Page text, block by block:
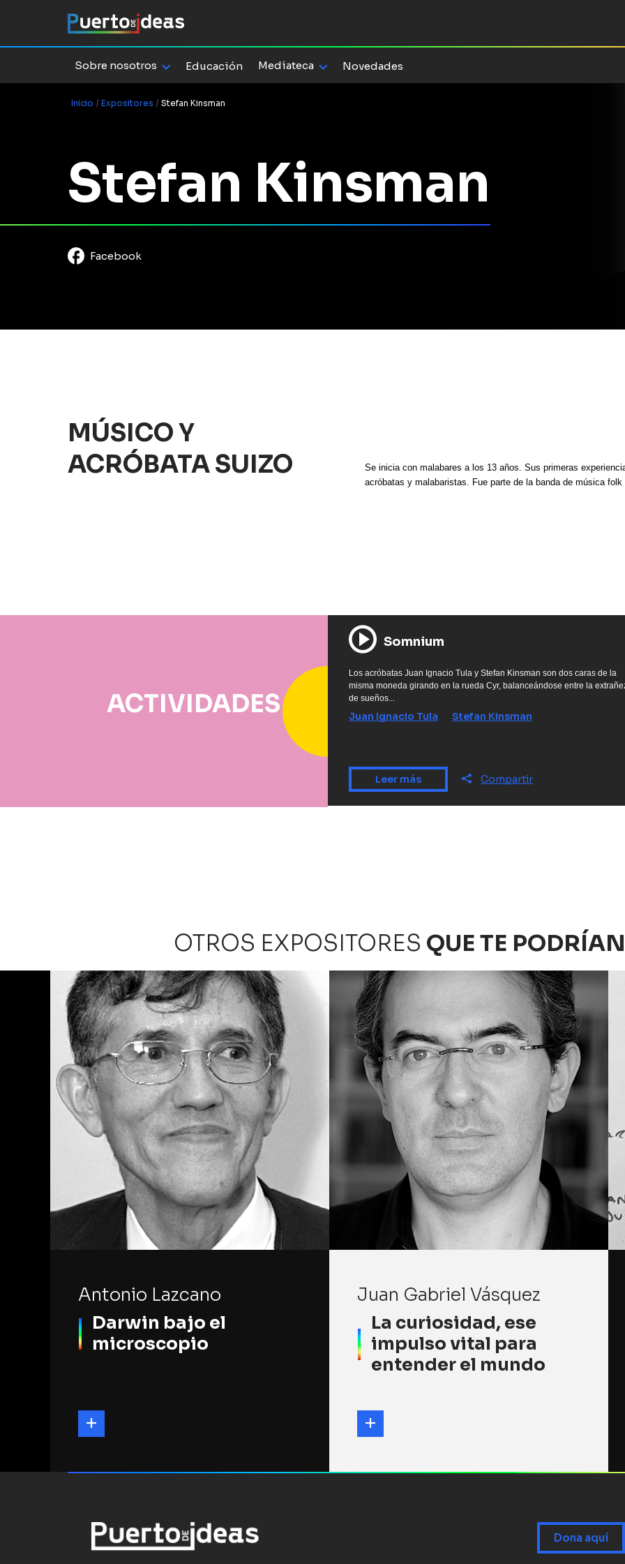
Sobre nosotros Educación Mediateca Novedades
Inicio / Expositores / Stefan Kinsman
Stefan Kinsman
Facebook
MÚSICO Y
ACRÓBATA SUIZO
Se inicia con malabares a los 13 años. Sus primeras
acróbatas y malabaristas. Fue parte de la banda de música
ACTIVIDADES
Somnium
Los acróbatas Juan Ignacio Tula y Stefan Kinsman son dos caras de la
misma moneda girando en la rueda Cyr, balanceándose entre la
de sueños...
Juan Ignacio Tula Stefan Kinsman
Leer más Compartir
OTROS EXPOSITORES QUE TE
Antonio Lazcano
Darwin bajo el
microscopio
Juan Gabriel Vásquez
La curiosidad, ese
impulso vital para
entender el mundo
Dona aquí